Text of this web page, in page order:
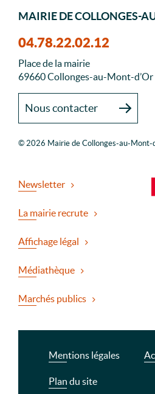
MAIRIE DE COLLONGES-
04.78.22.02.12
Place de la mairie
69660 Collonges-au-Mont-d’Or
Nous contacter
© 2026 Mairie de Collonges-au-Mont-
Newsletter
La mairie recrute
Affichage légal
Médiathèque
Marchés publics
Mentions légales
Plan du site